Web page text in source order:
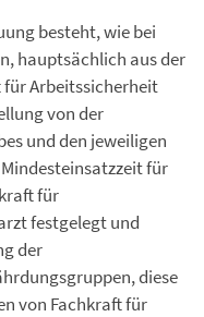
besteht, wie bei
hauptsächlich aus der
Arbeitssicherheit
von der
und den jeweiligen
für
für
festgelegt und
der
diese
von Fachkraft für